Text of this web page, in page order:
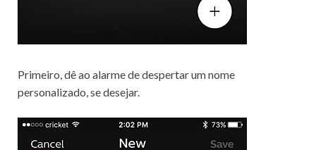
Primeiro, dê ao alarme de despertar um nome
personalizado, se desejar.